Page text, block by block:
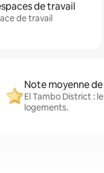
de travail
de travail
Note moyenne de
El Tambo District :
logements.